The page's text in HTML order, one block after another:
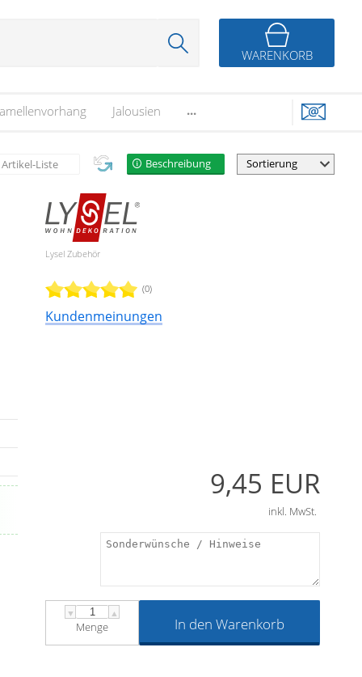
WARENKORB
Jalousien ...
Artikel-Liste Beschreibung
Lysel Zubehör
(0)
Kundenmeinungen
9,45 EUR
inkl. MwSt.
▼ ▲
Menge In den Warenkorb